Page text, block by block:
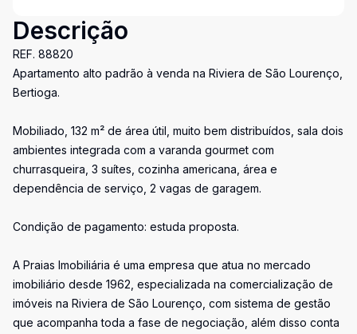
Descrição
REF. 88820
Apartamento alto padrão à venda na Riviera de São Lourenço,
Bertioga.
Mobiliado, 132 m² de área útil, muito bem distribuídos, sala dois
ambientes integrada com a varanda gourmet com
churrasqueira, 3 suítes, cozinha americana, área e
dependência de serviço, 2 vagas de garagem.
Condição de pagamento: estuda proposta.
A Praias Imobiliária é uma empresa que atua no mercado
imobiliário desde 1962, especializada na comercialização de
imóveis na Riviera de São Lourenço, com sistema de gestão
que acompanha toda a fase de negociação, além disso conta